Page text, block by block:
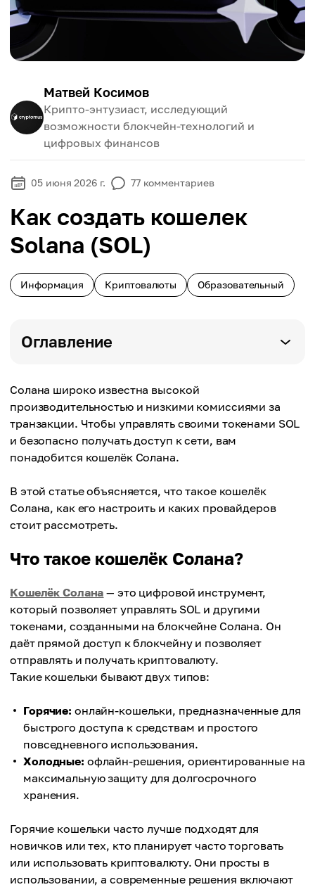
Матвей Косимов
Крипто-энтузиаст, исследующий
возможности блокчейн-технологий и
цифровых финансов
05 июня 2026 г. 77 комментариев
Как создать кошелек
Solana (SOL)
Информация Криптовалюты Образовательный
Оглавление
Солана широко известна высокой
производительностью и низкими комиссиями за
транзакции. Чтобы управлять своими токенами SOL
и безопасно получать доступ к сети, вам
понадобится кошелёк Солана.
В этой статье объясняется, что такое кошелёк
Солана, как его настроить и каких провайдеров
стоит рассмотреть.
Что такое кошелёк Солана?
Кошелёк Солана — это цифровой инструмент,
который позволяет управлять SOL и другими
токенами, созданными на блокчейне Солана. Он
даёт прямой доступ к блокчейну и позволяет
отправлять и получать криптовалюту.
Такие кошельки бывают двух типов:
Горячие: онлайн-кошельки, предназначенные для
быстрого доступа к средствам и простого
повседневного использования.
Холодные: офлайн-решения, ориентированные на
максимальную защиту для долгосрочного
хранения.
Горячие кошельки часто лучше подходят для
новичков или тех, кто планирует часто торговать
или использовать криптовалюту. Они просты в
использовании, а современные решения включают